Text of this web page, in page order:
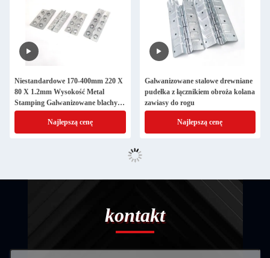
Niestandardowe 170-400mm 220 X
80 X 1.2mm Wysokość Metal
Stamping Galwanizowane blachy
Węglowa Stalowa obroża Kołnierze
Z CierniamiNajlepszą cenę
Galwanizowane stalowe drewniane
pudełka z łącznikiem obroża kolana
zawiasy do rogu
Najlepszą cenę
kontakt